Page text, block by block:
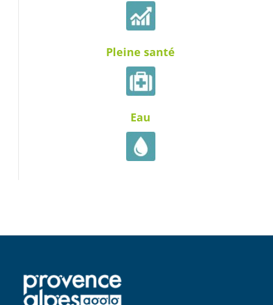
Pleine santé
Eau